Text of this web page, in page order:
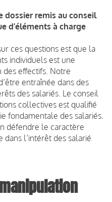
dossier remis au conseil
d’éléments à charge
ces questions est que la
individuels est une
effectifs. Notre
entraînée dans des
des salariés. Le conseil
collectives est qualifié
fondamentale des salariés.
défendre le caractère
l’intérêt des salarié